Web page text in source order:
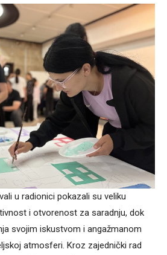
u radionici pokazali su veliku
i otvorenost za saradnju, dok
svojim iskustvom i angažmanom
atmosferi. Kroz zajednički rad